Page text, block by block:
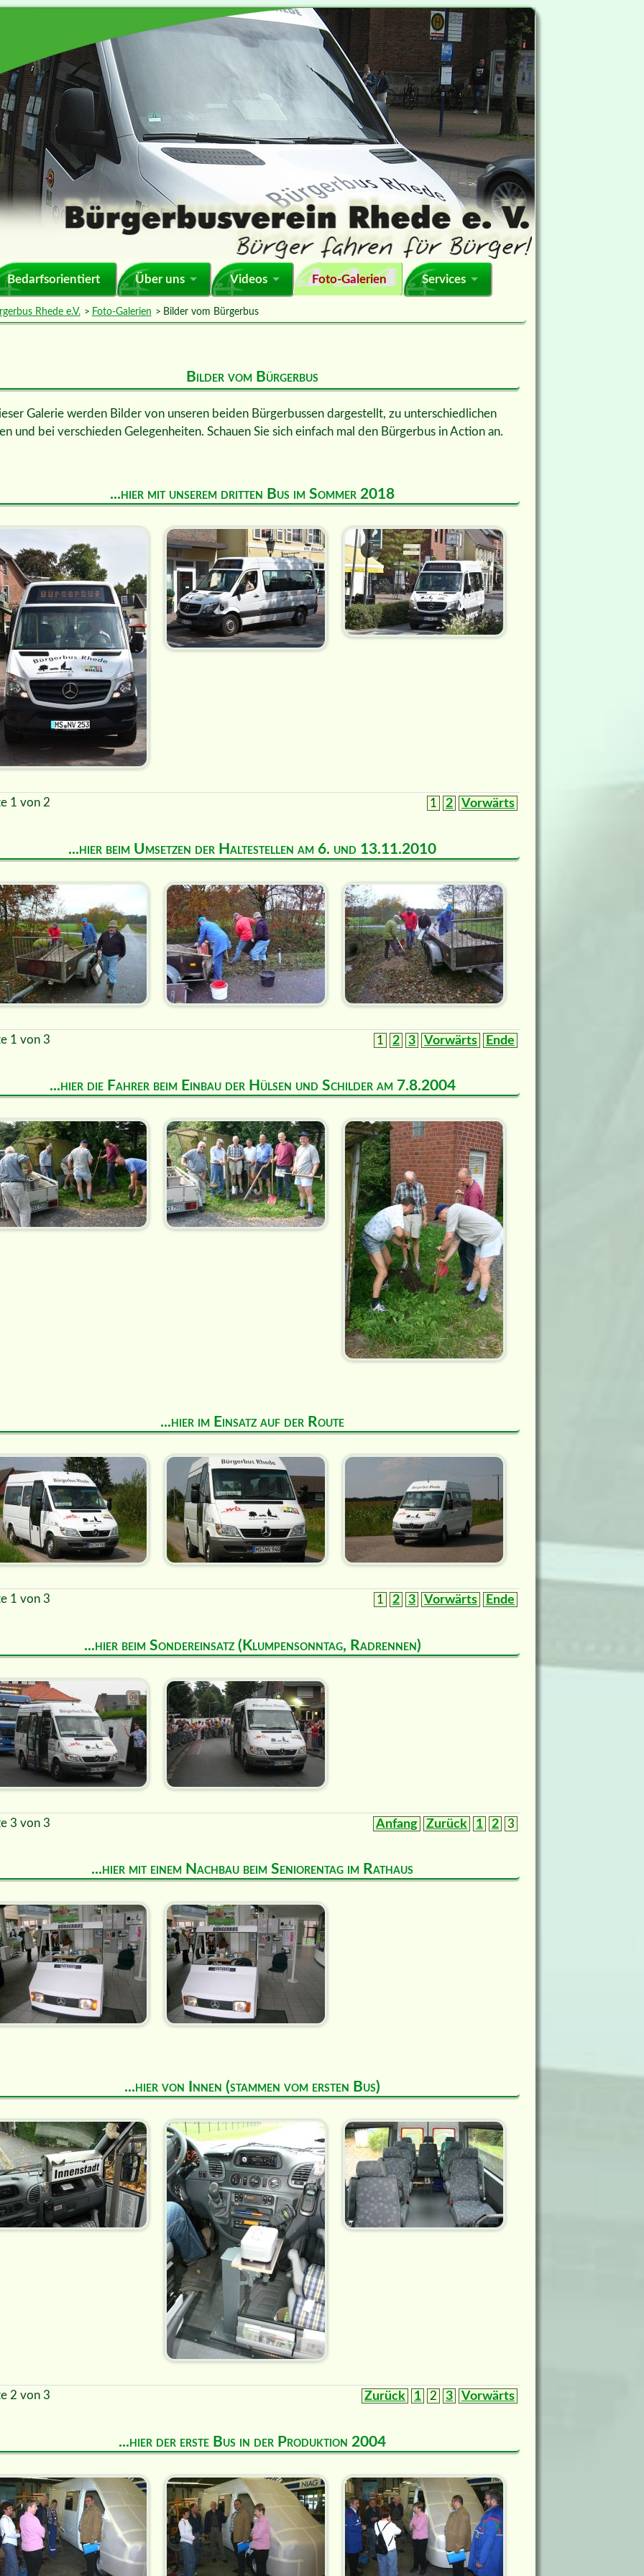
Bedarfsorientiert Über uns Videos Foto-Galerien Services
Rhede e.V. Foto-Galerien Bilder vom Bürgerbus
Bilder vom Bürgerbus
Galerie werden Bilder von unseren beiden Bürgerbussen dargestellt, zu unterschiedlichen
und bei verschieden Gelegenheiten. Schauen Sie sich einfach mal den Bürgerbus in Action an.
...hier mit unserem dritten Bus im Sommer 2018
1 von 2 1 2 Vorwärts
...hier beim Umsetzen der Haltestellen am 6. und 13.11.2010
1 von 3 1 2 3 Vorwärts Ende
...hier die Fahrer beim Einbau der Hülsen und Schilder am 7.8.2004
...hier im Einsatz auf der Route
1 von 3 1 2 3 Vorwärts Ende
...hier beim Sondereinsatz (Klumpensonntag, Radrennen)
3 von 3 Anfang Zurück 1 2 3
...hier mit einem Nachbau beim Seniorentag im Rathaus
...hier von Innen (stammen vom ersten Bus)
2 von 3 Zurück 1 2 3 Vorwärts
...hier der erste Bus in der Produktion 2004